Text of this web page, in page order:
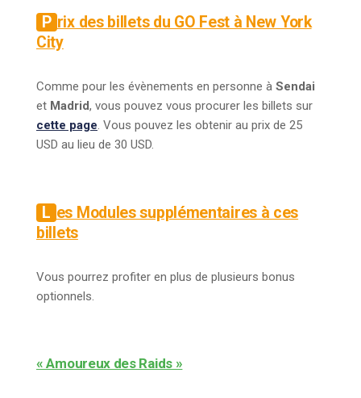
Prix des billets du GO Fest à New York
City
Comme pour les évènements en personne à Sendai
et Madrid, vous pouvez vous procurer les billets sur
cette page. Vous pouvez les obtenir au prix de 25
USD au lieu de 30 USD.
Les Modules supplémentaires à ces
billets
Vous pourrez profiter en plus de plusieurs bonus
optionnels.
« Amoureux des Raids »